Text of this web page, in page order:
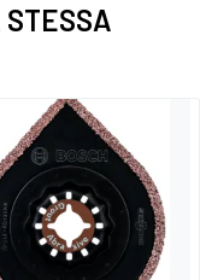
STESSA